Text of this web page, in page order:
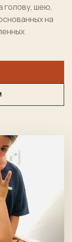
голову, шею,
на